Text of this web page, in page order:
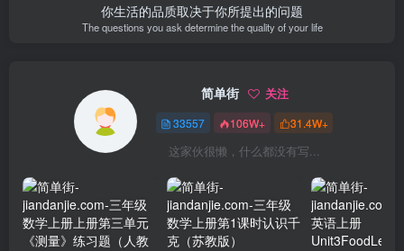
你生活的品质取决于你所提出的问题
The questions you ask determine the quality of your life
简单街 关注
33557 106W+ 31.4W+
这家伙很懒，什么都没有写...